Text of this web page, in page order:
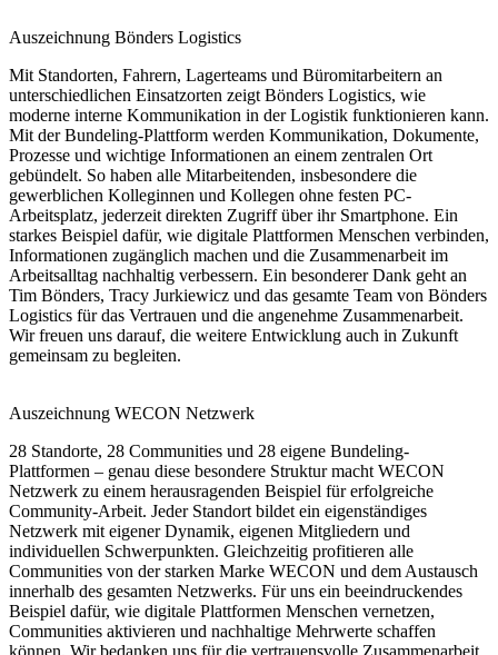
Auszeichnung Bönders Logistics
Mit Standorten, Fahrern, Lagerteams und Büromitarbeitern an
unterschiedlichen Einsatzorten zeigt Bönders Logistics, wie
moderne interne Kommunikation in der Logistik funktionieren kann.
Mit der Bundeling-Plattform werden Kommunikation, Dokumente,
Prozesse und wichtige Informationen an einem zentralen Ort
gebündelt. So haben alle Mitarbeitenden, insbesondere die
gewerblichen Kolleginnen und Kollegen ohne festen PC-
Arbeitsplatz, jederzeit direkten Zugriff über ihr Smartphone. Ein
starkes Beispiel dafür, wie digitale Plattformen Menschen verbinden,
Informationen zugänglich machen und die Zusammenarbeit im
Arbeitsalltag nachhaltig verbessern. Ein besonderer Dank geht an
Tim Bönders, Tracy Jurkiewicz und das gesamte Team von Bönders
Logistics für das Vertrauen und die angenehme Zusammenarbeit.
Wir freuen uns darauf, die weitere Entwicklung auch in Zukunft
gemeinsam zu begleiten.
Auszeichnung WECON Netzwerk
28 Standorte, 28 Communities und 28 eigene Bundeling-
Plattformen – genau diese besondere Struktur macht WECON
Netzwerk zu einem herausragenden Beispiel für erfolgreiche
Community-Arbeit. Jeder Standort bildet ein eigenständiges
Netzwerk mit eigener Dynamik, eigenen Mitgliedern und
individuellen Schwerpunkten. Gleichzeitig profitieren alle
Communities von der starken Marke WECON und dem Austausch
innerhalb des gesamten Netzwerks. Für uns ein beeindruckendes
Beispiel dafür, wie digitale Plattformen Menschen vernetzen,
Communities aktivieren und nachhaltige Mehrwerte schaffen
können. Wir bedanken uns für die vertrauensvolle Zusammenarbeit